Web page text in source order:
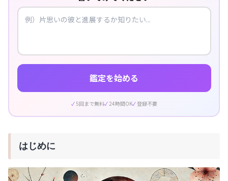
鑑定を始める
5回まで無料 24時間OK 登録不要
はじめに